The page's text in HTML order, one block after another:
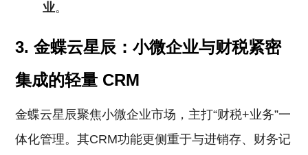
业。
3. 金蝶云星辰：小微企业与财税紧密
集成的轻量 CRM
金蝶云星辰聚焦小微企业市场，主打“财税+业务”一
体化管理。其CRM功能更侧重于与进销存、财务记